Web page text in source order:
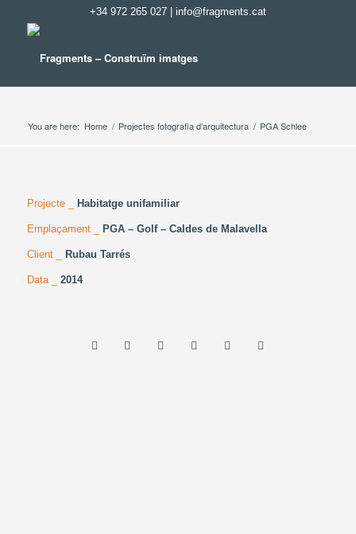
+34 972 265 027| info@fragments.cat
You are here: Home / Projectes fotografia d’arquitectura / PGA Schlee
Projecte _ Habitatge unifamiliar
Emplaçament _ PGA – Golf – Caldes de Malavella
Client _ Rubau Tarrés
Data _ 2014